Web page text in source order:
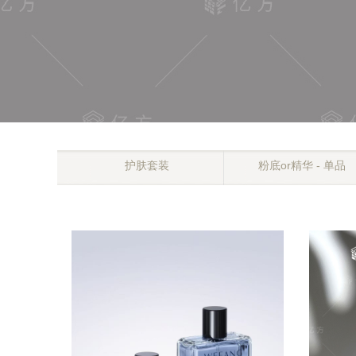
护肤套装 粉底or精华 - 单品